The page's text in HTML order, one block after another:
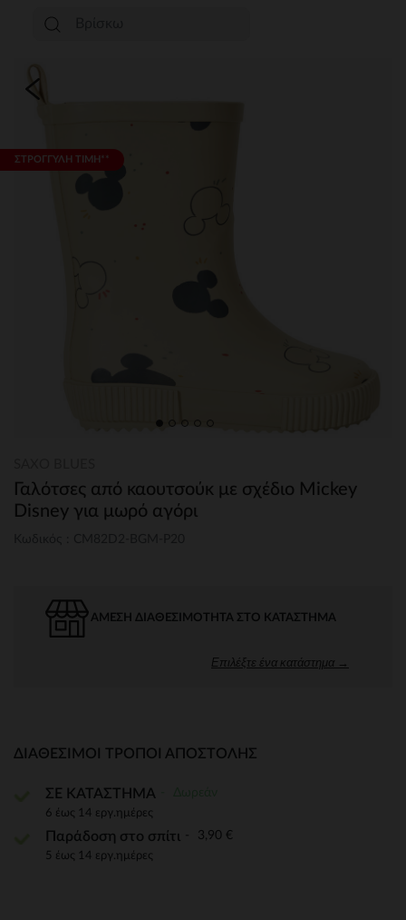
ΣΤΡΟΓΓΥΛΗ ΤΙΜΗ**
Γαλότσες από καουτσούκ με σχέδιο Mickey
Disney για μωρό αγόρι
ΆΜΕΣΗ ΔΙΑΘΕΣΙΜΌΤΗΤΑ ΣΤΟ ΚΑΤΆΣΤΗΜΑ
Επιλέξτε ένα κατάστημα →
ΔΙΑΘΈΣΙΜΟΙ ΤΡΌΠΟΙ ΑΠΟΣΤΟΛΉΣ
ΣΕ ΚΑΤΑΣΤΗΜΑ
6 έως 14 εργ.ημέρες
Παράδοση στο σπίτι 3,90 €
5 έως 14 εργ.ημέρες